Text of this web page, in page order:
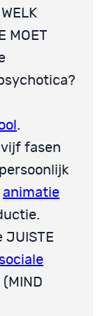
MOET
.
fasen
animatie
JUISTE
sociale